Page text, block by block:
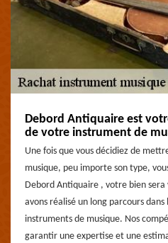
Debord Antiquaire est
de votre instrument de
Une fois que vous décidiez de
musique, peu importe son type,
Debord Antiquaire , votre bien
avons réalisé un long parcours
instruments de musique. Nos
garantir une expertise et une